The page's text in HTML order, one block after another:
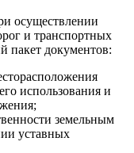
осуществлении
и транспортных
пакет документов:
использования и
земельным
уставных